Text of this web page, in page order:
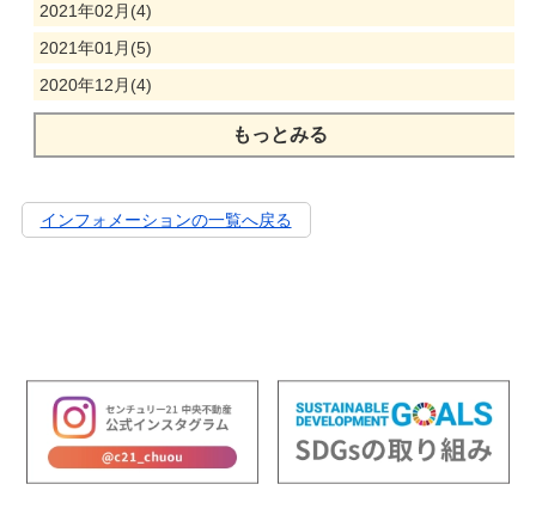
2021年02月(4)
2021年01月(5)
2020年12月(4)
もっとみる
インフォメーションの一覧へ戻る